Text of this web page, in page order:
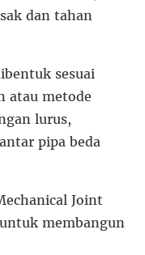
dan tahan
sesuai
atau metode
lurus,
pipa beda
Joint
membangun